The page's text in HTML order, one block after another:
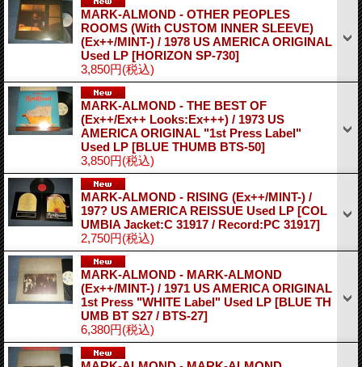
MARK-ALMOND - OTHER PEOPLES
ROOMS (With CUSTOM INNER SLEEVE)
(Ex++/MINT-) / 1978 US AMERICA ORIGINAL
Used LP [HORIZON SP-730]
3,850円(税込)
MARK-ALMOND - THE BEST OF
(Ex++/Ex++ Looks:Ex+++) / 1973 US
AMERICA ORIGINAL "1st Press Label"
Used LP [BLUE THUMB BTS-50]
3,850円(税込)
MARK-ALMOND - RISING (Ex++/MINT-) /
197? US AMERICA REISSUE Used LP [COL
UMBIA Jacket:C 31917 / Record:PC 31917]
2,750円(税込)
MARK-ALMOND - MARK-ALMOND
(Ex++/MINT-) / 1971 US AMERICA ORIGINAL
1st Press "WHITE Label" Used LP [BLUE TH
UMB BT S27 / BTS-27]
6,380円(税込)